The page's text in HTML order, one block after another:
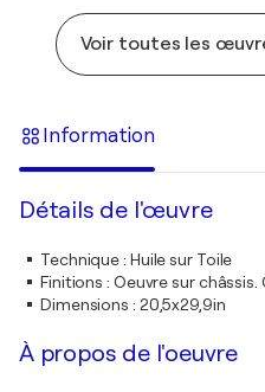
Voir toutes les
Information
Détails de l'œuvre
Technique: Huile sur Toile
Finitions : Oeuvre sur châssis.
Dimensions : 20,5x29,9in
À propos de l'oeuvre